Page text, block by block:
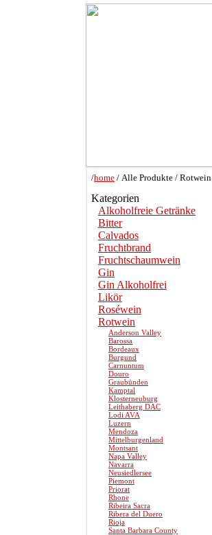
/home / Alle Produkte / Rotwein
Kategorien
Alkoholfreie Getränke
Bitter
Calvados
Fruchtbrand
Fruchtschaumwein
Gin
Gin Alkoholfrei
Likör
Roséwein
Rotwein
Anderson Valley
Barossa
Bordeaux
Burgund
Carnuntum
Douro
Graubünden
Kamptal
Klosterneuburg
Leithaberg DAC
Lodi AVA
Luzern
Mendoza
Mittelburgenland
Montsant
Napa Valley
Navarra
Neusiedlersee
Piemont
Priorat
Rhone
Ribeira Sacra
Ribera del Duero
Rioja
Santa Barbara County